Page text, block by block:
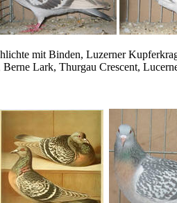
mit Binden, Luzerner
Berne Lark, Thurgau Crescent,